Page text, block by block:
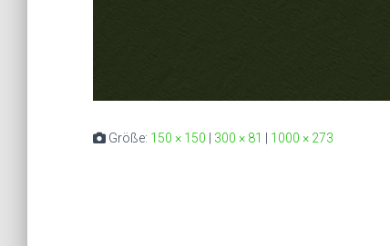
Größe: 150 × 150 300 × 81 1000 × 273